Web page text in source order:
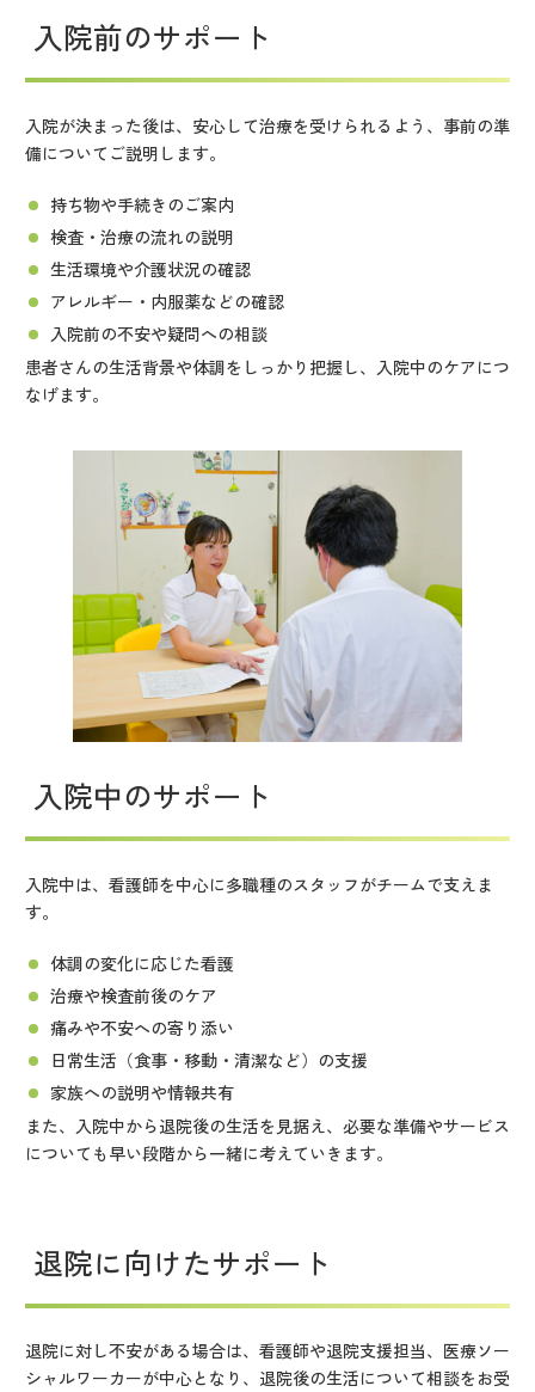
入院前のサポート
入院が決まった後は、安心して治療を受けられるよう、事前の準
備についてご説明します。
持ち物や手続きのご案内
検査・治療の流れの説明
生活環境や介護状況の確認
アレルギー・内服薬などの確認
入院前の不安や疑問への相談
患者さんの生活背景や体調をしっかり把握し、入院中のケアにつ
なげます。
入院中のサポート
入院中は、看護師を中心に多職種のスタッフがチームで支えま
す。
体調の変化に応じた看護
治療や検査前後のケア
痛みや不安への寄り添い
日常生活（食事・移動・清潔など）の支援
家族への説明や情報共有
また、入院中から退院後の生活を見据え、必要な準備やサービス
についても早い段階から一緒に考えていきます。
退院に向けたサポート
退院に対し不安がある場合は、看護師や退院支援担当、医療ソー
シャルワーカーが中心となり、退院後の生活について相談をお受